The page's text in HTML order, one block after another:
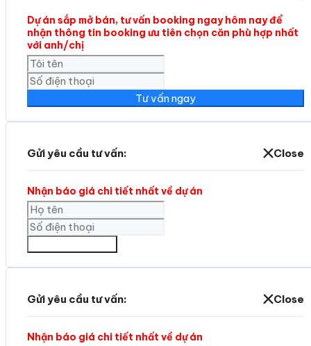
Dự án sắp mở bán, tư vấn booking ngay hôm nay để
nhận thông tin booking ưu tiên chọn căn phù hợp nhất
với anh/chị
Tư vấn ngay
Gửi yêu cầu tư vấn: Close
Nhận báo giá chi tiết nhất về dự án
Gửi yêu cầu tư vấn: Close
Nhận báo giá chi tiết nhất về dự án